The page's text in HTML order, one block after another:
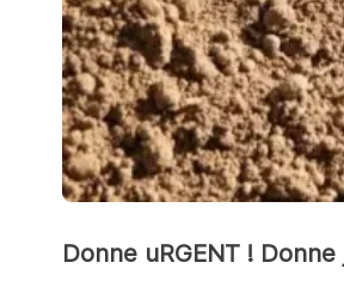
Donne uRGENT !